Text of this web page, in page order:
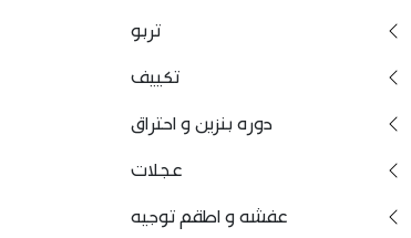
تربو
تكييف
دوره بنزين و احتراق
عجلات
عفشه و اطقم توجيه